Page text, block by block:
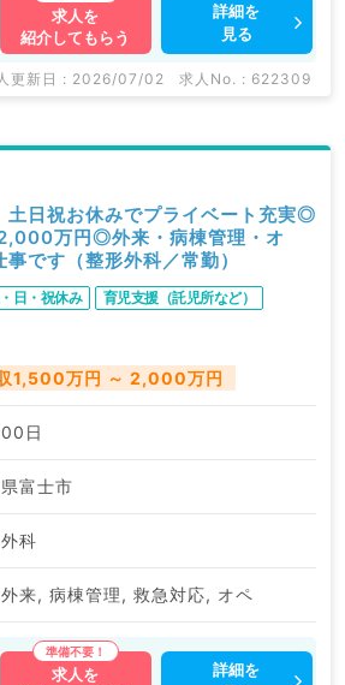
求人を
紹介してもらう
詳細を
見る
更新日 : 2026/07/02 求人No. : 622309
土日祝お休みでプライベート充実◎
万円◎外来・病棟管理・オ
です（整形外科／常勤）
日・祝休み
育児支援（託児所など）
1,500万円 ～ 2,000万円
日
富士市
科
来, 病棟管理, 救急対応, オペ
求人を
詳細を